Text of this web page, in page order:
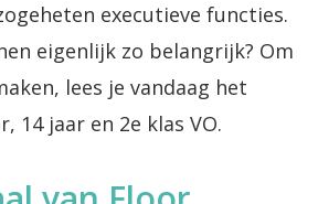
executieve functies.
eigenlijk zo belangrijk? Om
lees je vandaag het
14 jaar en 2e klas VO.